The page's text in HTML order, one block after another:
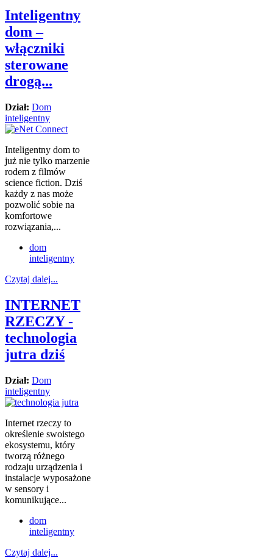
Inteligentny
dom –
włączniki
sterowane
drogą...
Dział: Dom
inteligentny
Inteligentny dom to
już nie tylko marzenie
rodem z filmów
science fiction. Dziś
każdy z nas może
pozwolić sobie na
komfortowe
rozwiązania,...
dom
inteligentny
Czytaj dalej...
INTERNET
RZECZY -
technologia
jutra dziś
Dział: Dom
inteligentny
Internet rzeczy to
określenie swoistego
ekosystemu, który
tworzą różnego
rodzaju urządzenia i
instalacje wyposażone
w sensory i
komunikujące...
dom
inteligentny
Czytaj dalej...